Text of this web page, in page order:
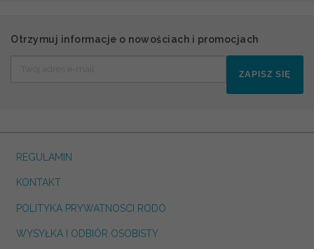
Otrzymuj informacje o nowościach i promocjach
ZAPISZ SIĘ
REGULAMIN
KONTAKT
POLITYKA PRYWATNOSCI RODO
WYSYŁKA I ODBIÓR OSOBISTY